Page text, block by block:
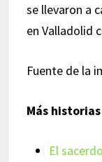
se llevaron a
en Valladolid
Fuente de la
Más
El